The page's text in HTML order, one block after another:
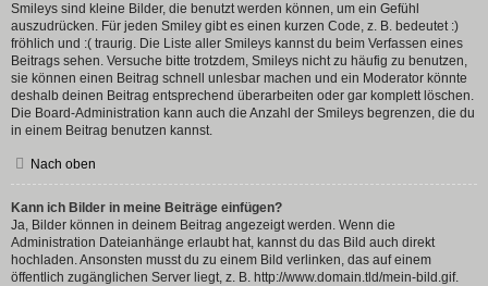
Smileys sind kleine Bilder, die benutzt werden können, um ein Gefühl
auszudrücken. Für jeden Smiley gibt es einen kurzen Code, z. B. bedeutet :)
fröhlich und :( traurig. Die Liste aller Smileys kannst du beim Verfassen eines
Beitrags sehen. Versuche bitte trotzdem, Smileys nicht zu häufig zu benutzen,
sie können einen Beitrag schnell unlesbar machen und ein Moderator könnte
deshalb deinen Beitrag entsprechend überarbeiten oder gar komplett löschen.
Die Board-Administration kann auch die Anzahl der Smileys begrenzen, die du
in einem Beitrag benutzen kannst.
Nach oben
Kann ich Bilder in meine Beiträge einfügen?
Ja, Bilder können in deinem Beitrag angezeigt werden. Wenn die
Administration Dateianhänge erlaubt hat, kannst du das Bild auch direkt
hochladen. Ansonsten musst du zu einem Bild verlinken, das auf einem
öffentlich zugänglichen Server liegt, z. B. http://www.domain.tld/mein-bild.gif.